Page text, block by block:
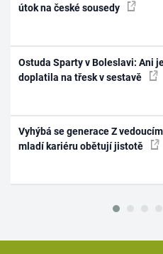
útok na české sousedy
Ostuda Sparty v Boleslavi: Ani
doplatila na třesk v sestavě
Vyhýbá se generace Z
mladí kariéru obětují jistotě